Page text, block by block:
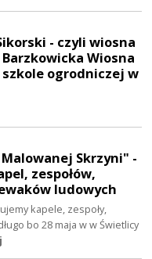
- czyli wiosna
Wiosna
szkole ogrodniczej w
Malowanej Skrzyni" -
zespołów,
ludowych
kapele, zespoły,
bo 28 maja w w Świetlicy